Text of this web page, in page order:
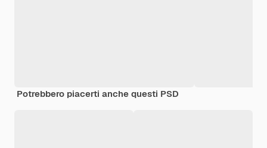
Potrebbero piacerti anche questi PSD